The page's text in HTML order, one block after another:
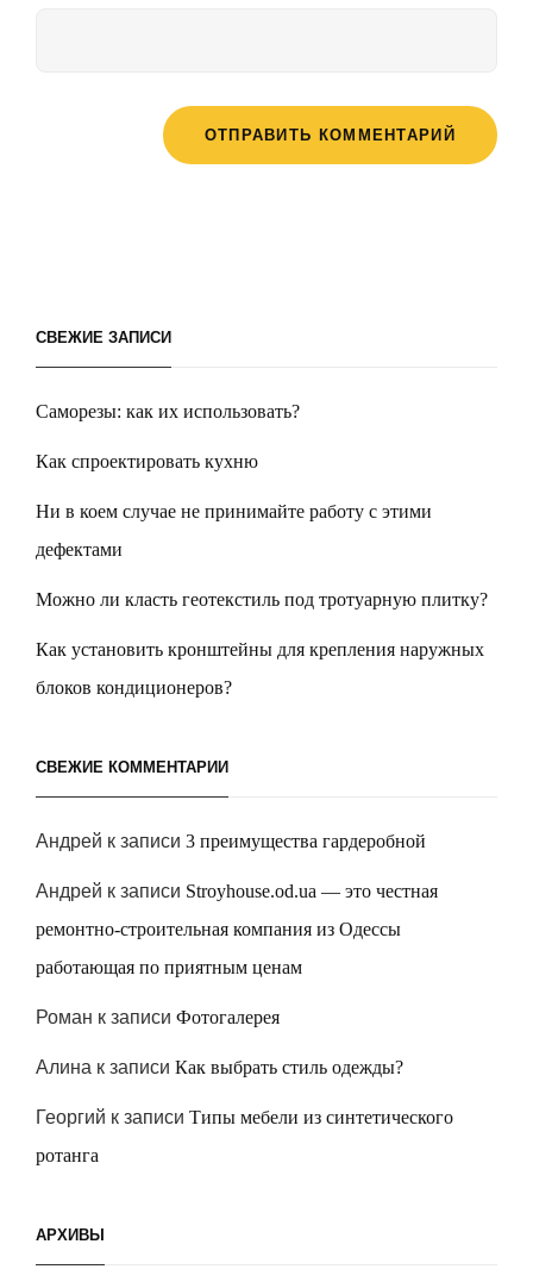
СВЕЖИЕ ЗАПИСИ
Саморезы: как их использовать?
Как спроектировать кухню
Ни в коем случае не принимайте работу с этими
дефектами
Можно ли класть геотекстиль под тротуарную плитку?
Как установить кронштейны для крепления наружных
блоков кондиционеров?
СВЕЖИЕ КОММЕНТАРИИ
Андрей к записи 3 преимущества гардеробной
Андрей к записи Stroyhouse.od.ua — это честная
ремонтно-строительная компания из Одессы
работающая по приятным ценам
Роман к записи Фотогалерея
Алина к записи Как выбрать стиль одежды?
Георгий к записи Типы мебели из синтетического
ротанга
АРХИВЫ